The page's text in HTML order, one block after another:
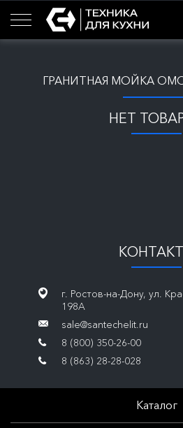
ГРАНИТНАЯ МОЙКА
НЕТ
г. Ростов-на-Дону, ул.
198А
sale@santechelit.ru
8 (800) 350-26-00
8 (863) 28-28-028
Каталог